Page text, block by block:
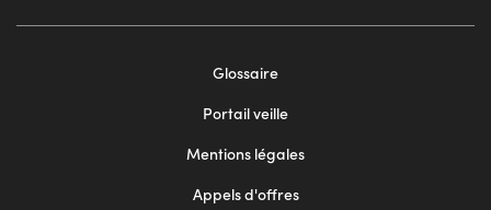
Glossaire
Portail veille
Mentions légales
Appels d'offres